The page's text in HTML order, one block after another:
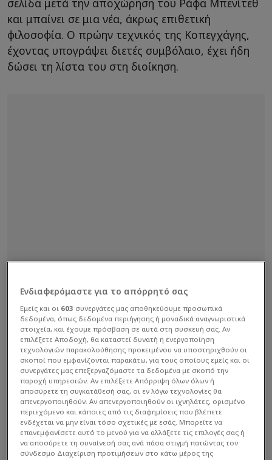
σελίδα μετά την αποχώρηση του Ράφα Μπενίτεθ
και μπαίνει σε μια νέα, άκρως επιθετική
φιλοσοφία. Ο πρώην τεχνικός της Κοπεγχάγης,
έχοντας υπογράψει διετές συμβόλαιο, έχει ήδη
δώσει τη λίστα του στη διοίκηση.
Ενδιαφερόμαστε για το απόρρητό σας
Εμείς και οι 603 συνεργάτες μας αποθηκεύουμε προσωπικά
δεδομένα, όπως δεδομένα περιήγησης ή μοναδικά αναγνωριστικά
στοιχεία, και έχουμε πρόσβαση σε αυτά στη συσκευή σας. Αν
επιλέξετε Αποδοχή, θα καταστεί δυνατή η ενεργοποίηση
τεχνολογιών παρακολούθησης προκειμένου να υποστηριχθούν οι
σκοποί που εμφανίζονται παρακάτω, για τους οποίους εμείς και οι
συνεργάτες μας επεξεργαζόμαστε τα δεδομένα με σκοπό την
παροχή υπηρεσιών. Αν επιλέξετε Απόρριψη όλων όλων ή
αποσύρετε τη συγκατάθεσή σας, οι εν λόγω τεχνολογίες θα
απενεργοποιηθούν. Αν απενεργοποιηθούν οι ιχνηλάτες, ορισμένο
περιεχόμενο και κάποιες από τις διαφημίσεις που βλέπετε
ενδέχεται να μην είναι τόσο σχετικές με εσάς. Μπορείτε να
επανεμφανίσετε αυτό το μενού για να αλλάξετε τις επιλογές σας ή
να αποσύρετε τη συναίνεσή σας ανά πάσα στιγμή πατώντας τον
σύνδεσμο Διαχείριση προτιμήσεων στο κάτω μέρος της